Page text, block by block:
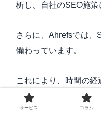
析し、自社のSEO施策
さらに、Ahrefsでは、
備わっています。
これにより、時間の
わっているかを把握
となります。
サービス コラム